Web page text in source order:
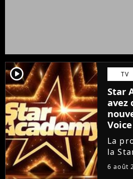
player2 TV
Star
avez
La
la
6 août